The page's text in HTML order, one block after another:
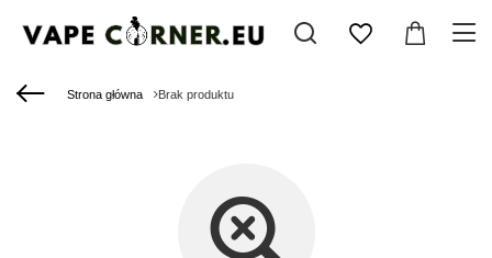
Strona główna Brak produktu